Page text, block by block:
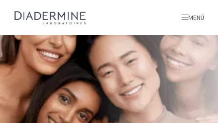
todos nuestros productos
MENÚ
INICIO
INGREDIENTES